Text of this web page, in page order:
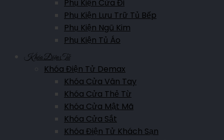
Showroom Bắc Kạn
Trường Chinh, P. Đức Xuân, TP Bắc Kạn
Showroom Bắc Giang
Nguyễn Văn Cừ, P. Ngô Quyền, Tp Bắc Giang
0911.007.365
Phụ Kiện Cửa Đi
Phụ Kiện Lưu Trữ Tủ Bếp
Phụ Kiện Ngũ Kim
Phụ Kiện Tủ Áo
Khóa Điện Tử
Khóa Điện Tử Demax
Khóa Cửa Vân Tay
Khóa Cửa Thẻ Từ
Khóa Cửa Mật Mã
Khóa Cửa Sắt
Khóa Điện Tử Khách Sạn